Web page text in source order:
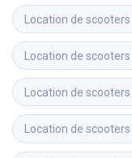
Location de scooters
Location de scooters
Location de scooters
Location de scooters